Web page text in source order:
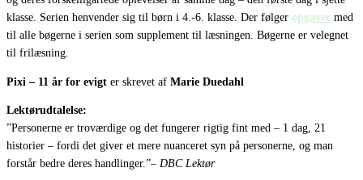
klasse. Serien henvender sig til børn i 4.-6. klasse. Der følger opgaver med
til alle bøgerne i serien som supplement til læsningen. Bøgerne er velegnet
til frilæsning.
Pixi – 11 år for evigt er skrevet af Marie Duedahl
Lektørudtalelse:
”Personerne er troværdige og det fungerer rigtig fint med – 1 dag, 21
historier – fordi det giver et mere nuanceret syn på personerne, og man
forstår bedre deres handlinger.”– DBC Lektør